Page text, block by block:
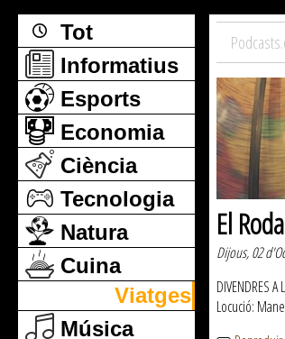
Tot
Informatius
Esports
Economia
Ciència
Tecnologia
Natura
Cuina
Viatges
Música
El
Dijous, 02
DIVENDRES
Locució: